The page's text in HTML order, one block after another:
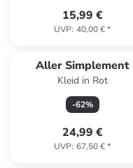
15,99 €
UVP: 40,00 €*
Aller Simplement
Kleid in Rot
-62%
24,99 €
UVP: 67,50 €*